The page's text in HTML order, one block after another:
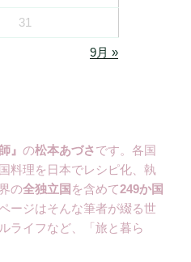
31
9月 »
』 の松本あづさです。各国
料理を日本でレシピ化、執
の全独立国 を含めて249か国
ージはそんな筆者が綴る世
ライフなど、「旅と暮ら